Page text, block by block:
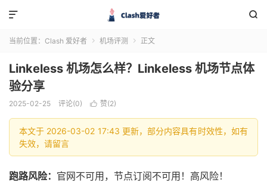


当前位置： Clash 爱好者  机场评测  正文
Linkeless 机场怎么样？Linkeless 机场节点体
验分享
2025-02-25 评论(0)  赞(2)
本文于 2026-03-02 17:43 更新，部分内容具有时效性，如有
失效，请留言
跑路风险： 官网不可用，节点订阅不可用！高风险！